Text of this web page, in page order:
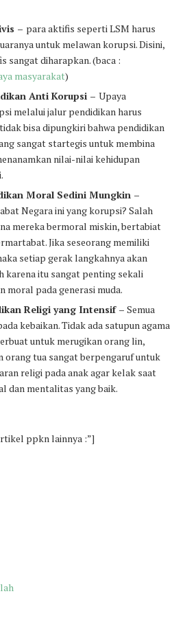
– para aktifis seperti LSM harus
untuk melawan korupsi. Disini,
sangat diharapkan. (baca :
masyarakat)
Anti Korupsi – Upaya
melalui jalur pendidikan harus
bisa dipungkiri bahwa pendidikan
sangat startegis untuk membina
nilai-nilai kehidupan
Moral Sedini Mungkin –
Negara ini yang korupsi? Salah
mereka bermoral miskin, bertabiat
Jika seseorang memiliki
setiap gerak langkahnya akan
karena itu sangat penting sekali
moral pada generasi muda.
Religi yang Intensif – Semua
kebaikan. Tidak ada satupun agama
untuk merugikan orang lin,
orang tua sangat berpengaruf untuk
religi pada anak agar kelak saat
dan mentalitas yang baik.
ppkn lainnya :”]